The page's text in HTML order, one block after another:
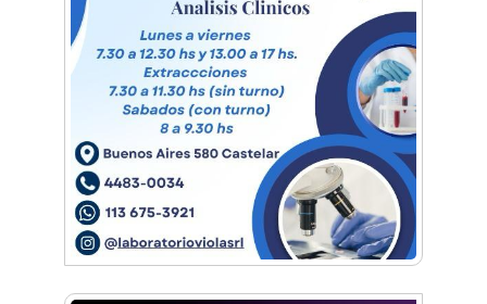
Vacaciones de Invierno: Ituzaingó propone dos
semanas ininterrumpidas de shows para los
más chicos
El folclore y las tradiciones reunieron a las
familias de Ituzaingó por el Día de la
Independencia
Trap del West reunió a artistas emergentes en
una nueva edición en Ituzaingó
FM Oriente: Conocé la historia de la recordada
radio pionera de Ituzaingó
Plaza 20 de Febrero: Avanza una de las obras